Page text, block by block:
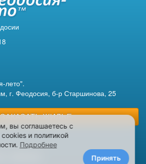
лето".
г. Феодосия, б-р Старшинова, 25
ЗАКАЗАТЬ ЖИЛЬЕ
вы соглашаетесь с
и политикой
Подробнее
Принять